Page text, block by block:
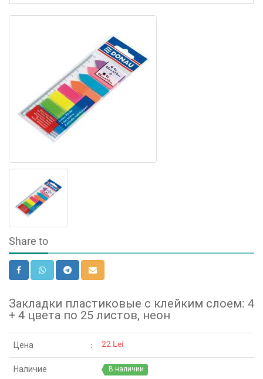
Share to
Закладки пластиковые с клейким слоем: 4
+ 4 цвета по 25 листов, неон
Цена 22 Lei
Наличие В наличии